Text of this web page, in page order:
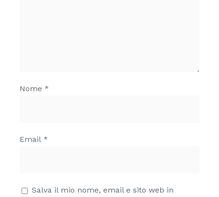
Nome *
Email *
Salva il mio nome, email e sito web in